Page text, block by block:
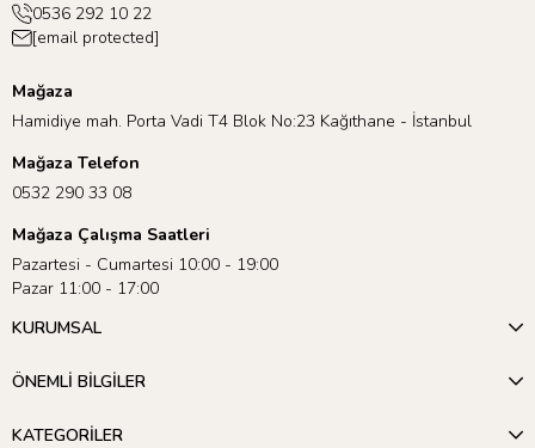
0536 292 10 22
[email protected]
Mağaza
Hamidiye mah. Porta Vadi T4 Blok No:23 Kağıthane - İstanbul
Mağaza Telefon
0532 290 33 08
Mağaza Çalışma Saatleri
Pazartesi - Cumartesi 10:00 - 19:00
Pazar 11:00 - 17:00
KURUMSAL
ÖNEMLİ BİLGİLER
KATEGORİLER